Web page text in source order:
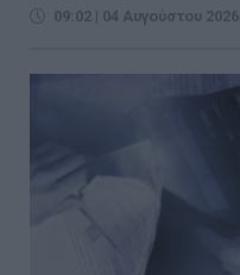
09:02 | 04 Αυγούστου 2026